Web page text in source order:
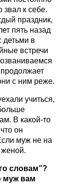
звал к себе.
праздник,
пять назад
детьми в
встречи
с ним реже.
учиться,
В какой-то
он
муж не на
женой.
словам”?
муж вам